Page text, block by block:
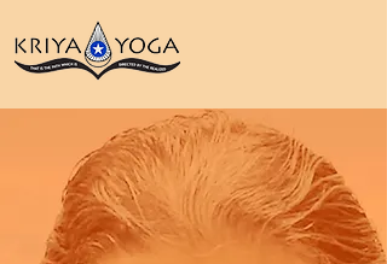
"Todo ha nacido en Dios, vive en
Dios y se funde en Dios, como las
olas en el océano."
PARAMAHANSA PRAJNANANANDA